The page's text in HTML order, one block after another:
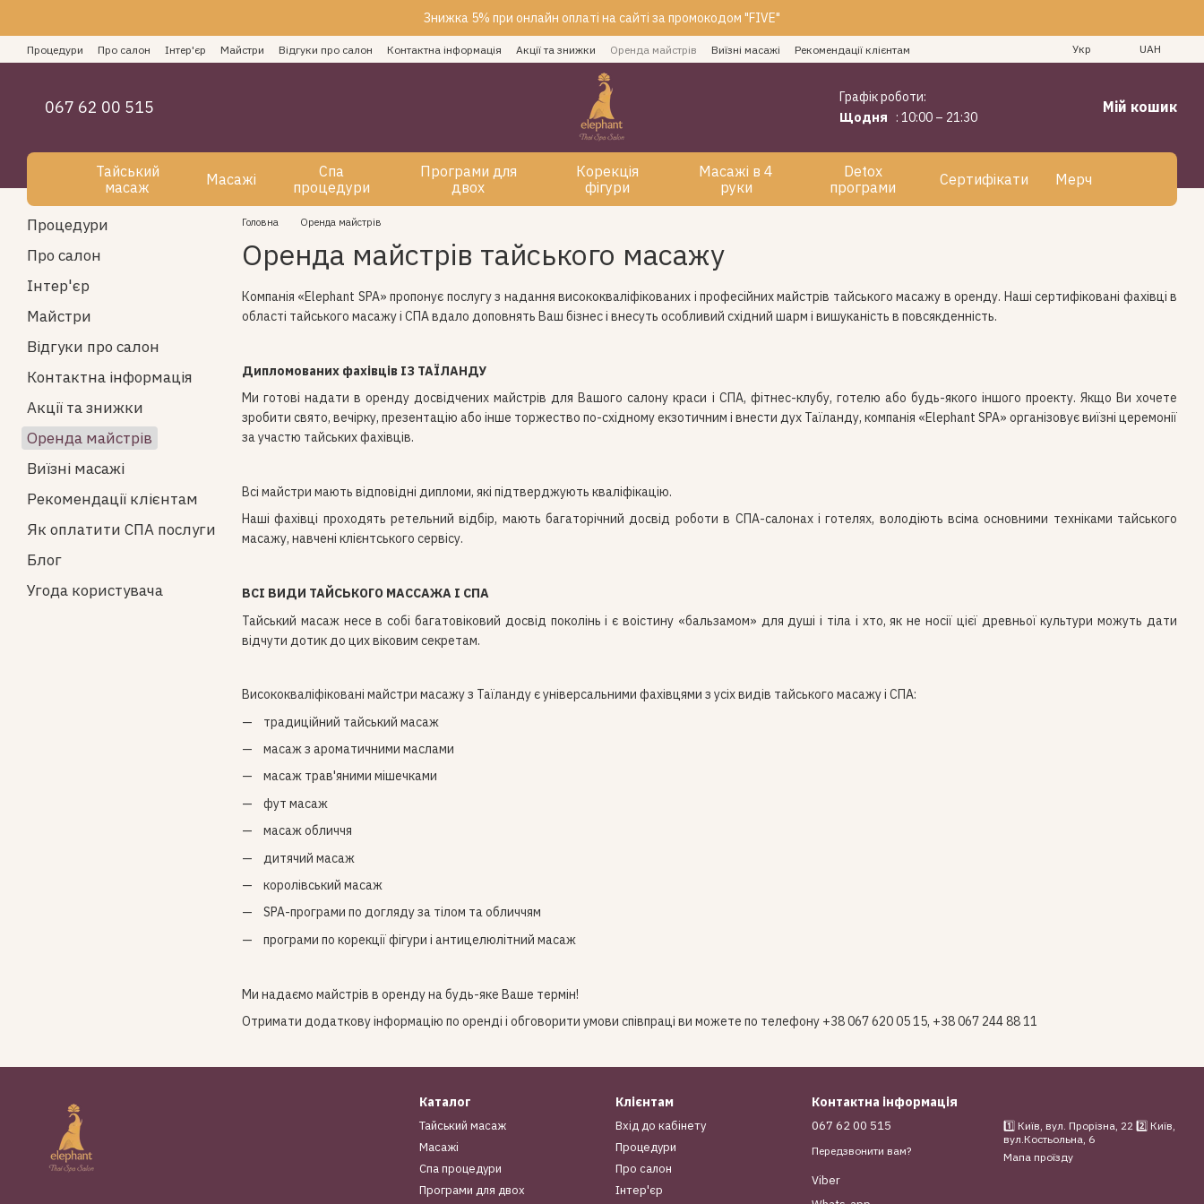
Знижка 5% при онлайн оплаті на сайті за промокодом "FIVE"
Процедури Про салон Інтер'єр Майстри Відгуки про салон Контактна інформація Акції та знижки Оренда майстрів Виїзні масажі
Рекомендації клієнтам
Як оплатити СПА послуги
Блог Угода користувача
Укр UAH
067 62 00 515
Графік роботи:
Щодня
: 10:00 – 21:30
Мій кошик
Тайський
масаж
Масажі
Спа
процедури
Програми для
двох
Корекція
фігури
Масажі в 4
руки
Detox
програми
Сертифікати Мерч
Головна Оренда майстрів
Оренда майстрів тайського масажу
Компанія «Elephant SPA» пропонує послугу з надання висококваліфікованих і професійних майстрів тайського масажу в оренду. Наші сертифіковані фахівці в
області тайського масажу і СПА вдало доповнять Ваш бізнес і внесуть особливий східний шарм і вишуканість в повсякденність.
Дипломованих фахівців ІЗ ТАЇЛАНДУ
Ми готові надати в оренду досвідчених майстрів для Вашого салону краси і СПА, фітнес-клубу, готелю або будь-якого іншого проекту. Якщо Ви хочете
зробити свято, вечірку, презентацію або інше торжество по-східному екзотичним і внести дух Таїланду, компанія «Elephant SPA» організовує виїзні церемонії
за участю тайських фахівців.
Всі майстри мають відповідні дипломи, які підтверджують кваліфікацію.
Наші фахівці проходять ретельний відбір, мають багаторічний досвід роботи в СПА-салонах і готелях, володіють всіма основними техніками тайського
масажу, навчені клієнтського сервісу.
ВСІ ВИДИ ТАЙСЬКОГО МАССАЖА І СПА
Тайський масаж несе в собі багатовіковий досвід поколінь і є воістину «бальзамом» для душі і тіла і хто, як не носії цієї древньої культури можуть дати
відчути дотик до цих віковим секретам.
Висококваліфіковані майстри масажу з Таїланду є універсальними фахівцями з усіх видів тайського масажу і СПА:
традиційний тайський масаж
масаж з ароматичними маслами
масаж трав'яними мішечками
фут масаж
масаж обличчя
дитячий масаж
королівський масаж
SPA-програми по догляду за тілом та обличчям
програми по корекції фігури і антицелюлітний масаж
Ми надаємо майстрів в оренду на будь-яке Ваше термін!
Отримати додаткову інформацію по оренді і обговорити умови співпраці ви можете по телефону +38 067 620 05 15, +38 067 244 88 11
Процедури
Про салон
Інтер'єр
Майстри
Відгуки про салон
Контактна інформація
Акції та знижки
Оренда майстрів
Виїзні масажі
Рекомендації клієнтам
Як оплатити СПА послуги
Блог
Угода користувача
Каталог
Тайський масаж
Масажі
Спа процедури
Програми для двох
Клієнтам
Вхід до кабінету
Процедури
Про салон
Інтер'єр
Контактна інформація
067 62 00 515
Передзвонити вам?
Viber
1️⃣ Київ, вул. Прорізна, 22 2️⃣ Київ,
вул.Костьольна, 6
Мапа проїзду